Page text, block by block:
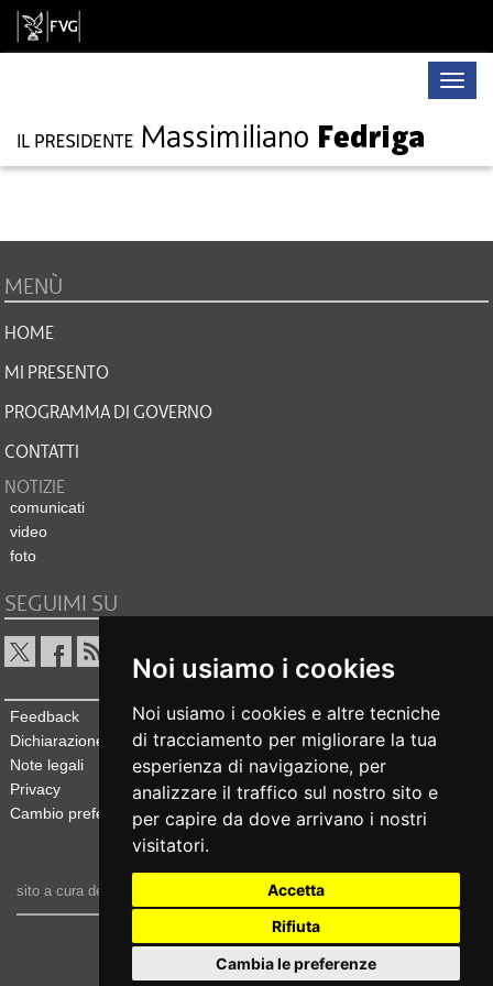
Noi usiamo i cookies
Noi usiamo i cookies e altre tecniche
di tracciamento per migliorare la tua
esperienza di navigazione, per
analizzare il traffico sul nostro sito e
per capire da dove arrivano i nostri
visitatori.
Accetta
Rifiuta
Cambia le preferenze
Toggle
MENÙ
HOME
MI PRESENTO
PROGRAMMA DI GOVERNO
CONTATTI
NOTIZIE
comunicati
video
foto
SEGUIMI SU
Feedback
Dichiarazione di accessibilità
Note legali
Privacy
Cambio preferenze cookie
sito a cura dell' Ufficio stampa e comunicazione
realizzato da